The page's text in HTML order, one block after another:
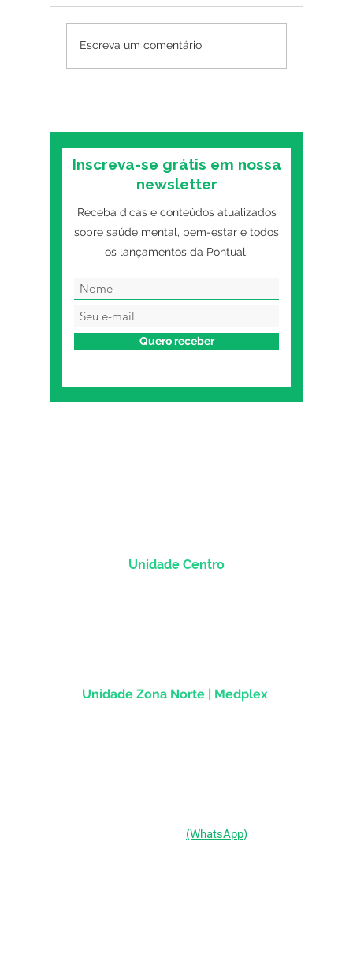
Amor-próprio: como
Escreva um comentário
Inscreva-se grátis em nossa
newsletter
Receba dicas e conteúdos atualizados
sobre saúde mental, bem-estar e todos
os lançamentos da Pontual.
Quero receber
Unidade Centro
Unidade Zona Norte | Medplex
(WhatsApp)